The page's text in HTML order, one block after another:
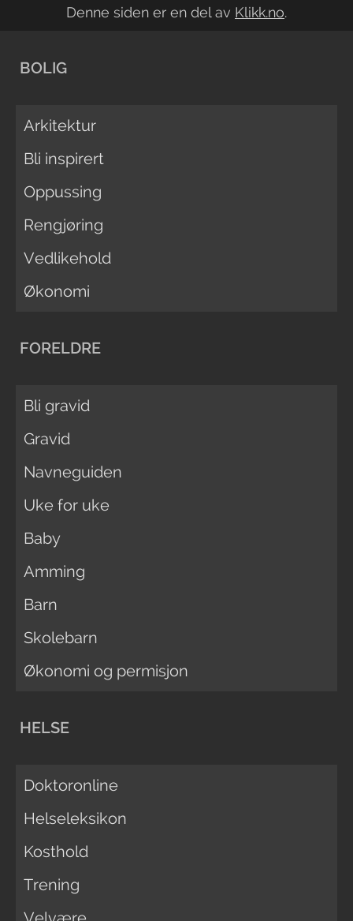
Denne siden er en del av Klikk.no.
BOLIG
Arkitektur
Bli inspirert
Oppussing
Rengjøring
Vedlikehold
Økonomi
FORELDRE
Bli gravid
Gravid
Navneguiden
Uke for uke
Baby
Amming
Barn
Skolebarn
Økonomi og permisjon
HELSE
Doktoronline
Helseleksikon
Kosthold
Trening